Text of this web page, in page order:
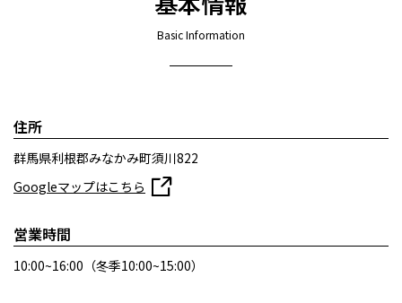
Basic Information
住所
群馬県利根郡みなかみ町須川822
Googleマップはこちら
営業時間
10:00~16:00（冬季10:00~15:00）